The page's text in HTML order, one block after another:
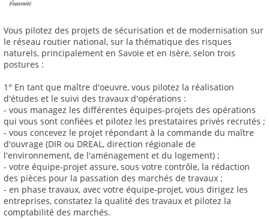
Vous pilotez des projets de sécurisation et de modernisation sur
le réseau routier national, sur la thématique des risques
naturels, principalement en Savoie et en Isère, selon trois
postures :
1° En tant que maître d'oeuvre, vous pilotez la réalisation
d'études et le suivi des travaux d'opérations :
- vous managez les différentes équipes-projets des opérations
qui vous sont confiées et pilotez les prestataires privés recrutés ;
- vous concevez le projet répondant à la commande du maître
d'ouvrage (DIR ou DREAL, direction régionale de
l'environnement, de l'aménagement et du logement) ;
- votre équipe-projet assure, sous votre contrôle, la rédaction
des pièces pour la passation des marchés de travaux ;
- en phase travaux, avec votre équipe-projet, vous dirigez les
entreprises, constatez la qualité des travaux et pilotez la
comptabilité des marchés.